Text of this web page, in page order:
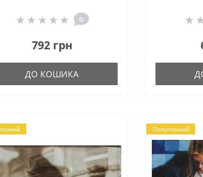
0
792 грн
ДО КОШИКА
Популярний